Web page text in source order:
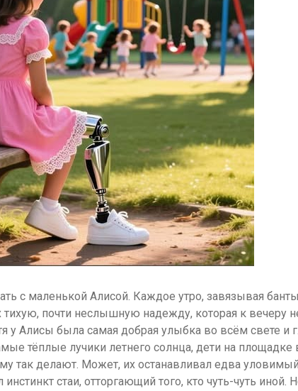
с маленькой Алисой. Каждое утро, завязывая
тихую, почти неслышную надежду, которая к вечеру
у Алисы была самая добрая улыбка во всём свете и
тёплые лучики летнего солнца, дети на площадке
так делают. Может, их останавливал едва
стаи, отторгающий того, кто чуть-чуть иной.